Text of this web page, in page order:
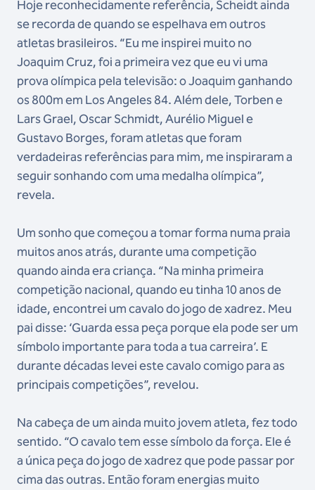
Hoje reconhecidamente referência, Scheidt ainda
se recorda de quando se espelhava em outros
atletas brasileiros. “Eu me inspirei muito no
Joaquim Cruz, foi a primeira vez que eu vi uma
prova olímpica pela televisão: o Joaquim ganhando
os 800m em Los Angeles 84. Além dele, Torben e
Lars Grael, Oscar Schmidt, Aurélio Miguel e
Gustavo Borges, foram atletas que foram
verdadeiras referências para mim, me inspiraram a
seguir sonhando com uma medalha olímpica”,
revela.
Um sonho que começou a tomar forma numa praia
muitos anos atrás, durante uma competição
quando ainda era criança. “Na minha primeira
competição nacional, quando eu tinha 10 anos de
idade, encontrei um cavalo do jogo de xadrez. Meu
pai disse: ‘Guarda essa peça porque ela pode ser um
símbolo importante para toda a tua carreira’. E
durante décadas levei este cavalo comigo para as
principais competições”, revelou.
Na cabeça de um ainda muito jovem atleta, fez todo
sentido. “O cavalo tem esse símbolo da força. Ele é
a única peça do jogo de xadrez que pode passar por
cima das outras. Então foram energias muito